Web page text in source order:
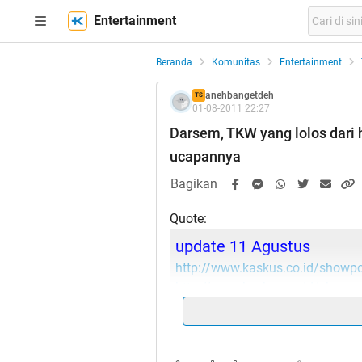
Entertainment
Beranda Komunitas Entertainment
TS anehbangetdeh
01-08-2011 22:27
Darsem, TKW yang lolos
ucapannya
Bagikan
Quote:
update 11 Agustus
http://www.kaskus.co.id/